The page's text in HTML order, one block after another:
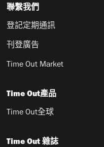
聯繫我們
登記定期通訊
刊登廣告
Time Out Market
Time Out產品
Time Out全球
Time Out 雜誌